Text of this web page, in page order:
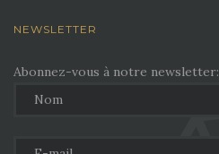
NEWSLETTER
Abonnez-vous à notre newsletter: